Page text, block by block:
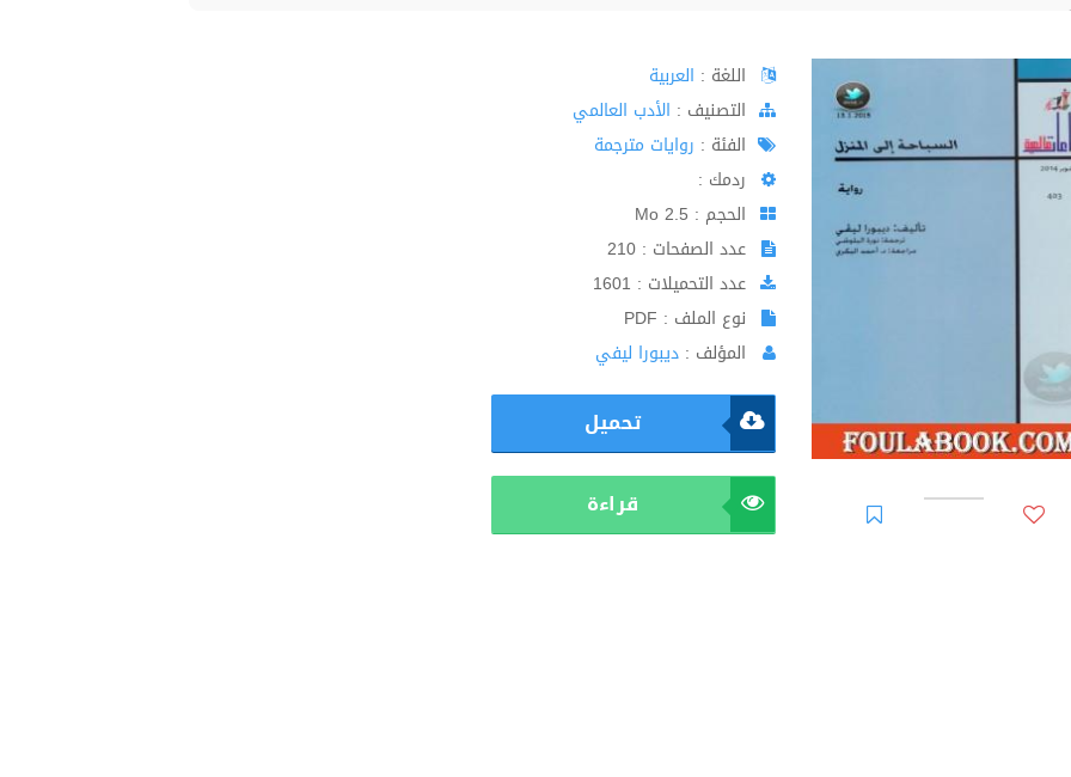
اللغة : العربية
اﻟﺘﺼﻨﻴﻒ : الأدب العالمي
الفئة : روايات مترجمة
ردمك :
الحجم : 2.5 Mo
عدد الصفحات : 210
عدد التحميلات : 1601
نوع الملف : PDF
المؤلف : ديبورا ليفي
تحميل
قراءة